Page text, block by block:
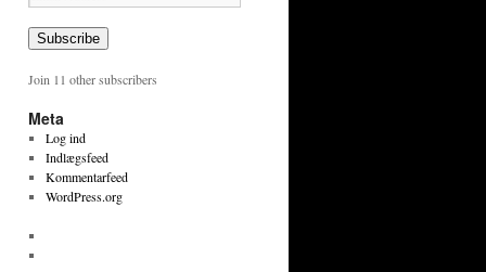
Address
Subscribe
Join 11 other subscribers
Meta
Log ind
Indlægsfeed
Kommentarfeed
WordPress.org